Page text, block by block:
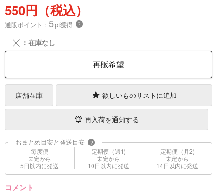
550円（税込）
通販ポイント： 5pt獲得 ？
╳ ：在庫なし
再販希望
店舗在庫 欲しいものリストに追加
再入荷を通知する
おまとめ目安と発送目安 ?
毎度便
未定から
5日以内に発送
定期便（週1)
未定から
10日以内に発送
定期便（月2)
未定から
14日以内に発送
コメント